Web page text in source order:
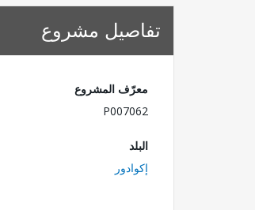
تفاصيل مشروع
معرّف المشروع
P007062
البلد
إكوادور